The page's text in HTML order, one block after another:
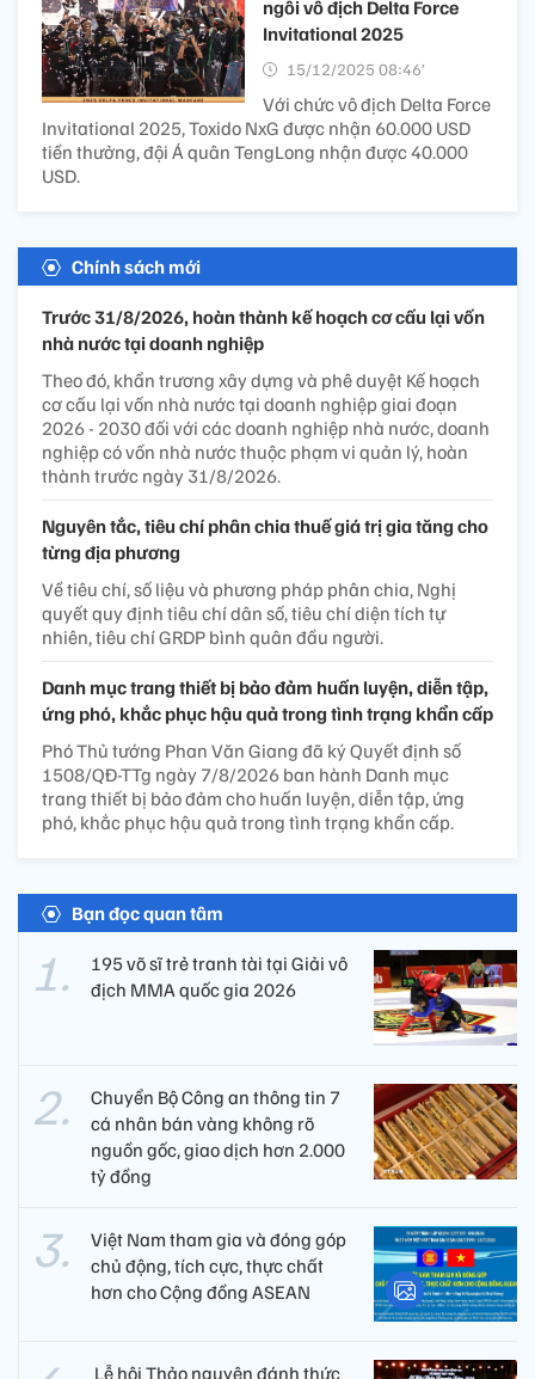
ngôi vô địch Delta Force
Invitational 2025
15/12/2025 08:46’
Với chức vô địch Delta Force
Invitational 2025, Toxido NxG được nhận 60.000 USD
tiền thưởng, đội Á quân TengLong nhận được 40.000
USD.
Chính sách mới
Trước 31/8/2026, hoàn thành kế hoạch cơ cấu lại vốn
nhà nước tại doanh nghiệp
Theo đó, khẩn trương xây dựng và phê duyệt Kế hoạch
cơ cấu lại vốn nhà nước tại doanh nghiệp giai đoạn
2026 - 2030 đối với các doanh nghiệp nhà nước, doanh
nghiệp có vốn nhà nước thuộc phạm vi quản lý, hoàn
thành trước ngày 31/8/2026.
Nguyên tắc, tiêu chí phân chia thuế giá trị gia tăng cho
từng địa phương
Về tiêu chí, số liệu và phương pháp phân chia, Nghị
quyết quy định tiêu chí dân số, tiêu chí diện tích tự
nhiên, tiêu chí GRDP bình quân đầu người.
Danh mục trang thiết bị bảo đảm huấn luyện, diễn tập,
ứng phó, khắc phục hậu quả trong tình trạng khẩn cấp
Phó Thủ tướng Phan Văn Giang đã ký Quyết định số
1508/QĐ-TTg ngày 7/8/2026 ban hành Danh mục
trang thiết bị bảo đảm cho huấn luyện, diễn tập, ứng
phó, khắc phục hậu quả trong tình trạng khẩn cấp.
Bạn đọc quan tâm
195 võ sĩ trẻ tranh tài tại Giải vô
địch MMA quốc gia 2026
Chuyển Bộ Công an thông tin 7
cá nhân bán vàng không rõ
nguồn gốc, giao dịch hơn 2.000
tỷ đồng
Việt Nam tham gia và đóng góp
chủ động, tích cực, thực chất
hơn cho Cộng đồng ASEAN
​ Lễ hội Thảo nguyên đánh thức